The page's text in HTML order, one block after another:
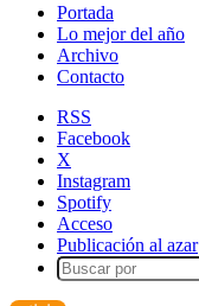
Portada
Lo mejor del año
Archivo
Contacto
RSS
Facebook
X
Instagram
Spotify
Acceso
Publicación al azar